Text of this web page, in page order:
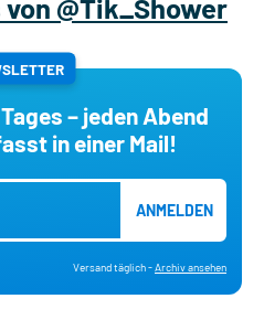
@Tik_Shower
– jeden Abend
in einer Mail!
ANMELDEN
Versand täglich -Archiv ansehen